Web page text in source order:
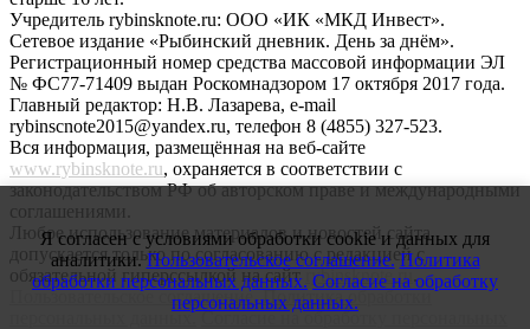
Учредитель rybinsknote.ru: ООО «ИК «МКД Инвест».
Сетевое издание «Рыбинский дневник. День за днём».
Регистрационный номер средства массовой информации ЭЛ
№ ФС77-71409 выдан Роскомнадзором 17 октября 2017 года.
Главный редактор: Н.В. Лазарева, e-mail
rybinscnote2015@yandex.ru, телефон 8 (4855) 327-523.
Вся информация, размещённая на веб-сайте
www.rybinsknote.ru, охраняется в соответствии с
законодательством РФ об авторском праве и международными
соглашениями.
Любое использование материалов и новостей сайта
допускается только по согласованию с редакцией с
обязательной гиперссылкой на сайтrybinsknote.ru.
Пользовательское соглашение. Политика обработки
персональных данных. Согласие на обработку персональных
Я согласен с условиями обработки cookie и данных для
аналитики. Пользовательское соглашение. Политика
обработки персональных данных. Согласие на обработку
персональных данных.